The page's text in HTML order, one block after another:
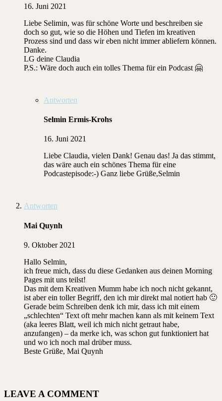
16. Juni 2021
Liebe Selimin, was für schöne Worte und beschreiben sie
doch so gut, wie so die Höhen und Tiefen im kreativen
Prozess sind und dass wir eben nicht immer abliefern können.
Danke.
LG deine Claudia
P.S.: Wäre doch auch ein tolles Thema für ein Podcast 🤗
Antworten
Selmin Ermis-Krohs
16. Juni 2021
Liebe Claudia, vielen Dank! Genau das! Ja das stimmt,
das wäre auch ein schönes Thema für eine
Podcastepisode:-) Ganz liebe Grüße,Selmin
Antworten
Mai Quynh
9. Oktober 2021
Hallo Selmin,
ich freue mich, dass du diese Gedanken aus deinen Morning
Pages mit uns teilst!
Das mit dem Kreativen Mumm habe ich noch nicht gekannt,
ist aber ein toller Begriff, den ich mir direkt mal notiert hab 🙂
Gerade beim Schreiben denk ich mir, dass ich mit einem
„schlechten“ Text oft mehr machen kann als mit keinem Text
(aka leeres Blatt, weil ich mich nicht getraut habe,
anzufangen) – da merke ich, was schon gut funktioniert hat
und wo ich noch mal drüber muss.
Beste Grüße, Mai Quynh
LEAVE A COMMENT